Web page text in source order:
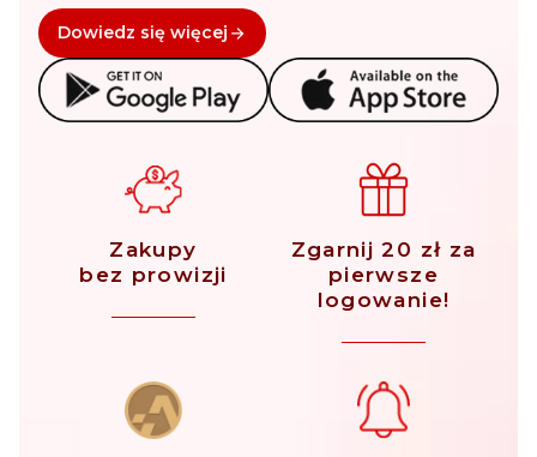
Dowiedz się więcej
Zakupy
bez prowizji
Zgarnij 20 zł za
pierwsze
logowanie!